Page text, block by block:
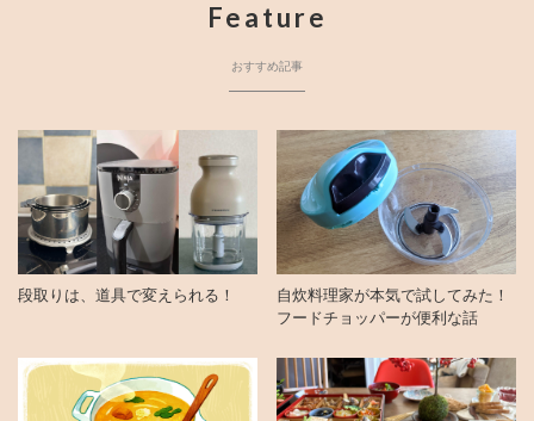
Feature
おすすめ記事
段取りは、道具で変えられる！
自炊料理家が本気で試してみた！
フードチョッパーが便利な話